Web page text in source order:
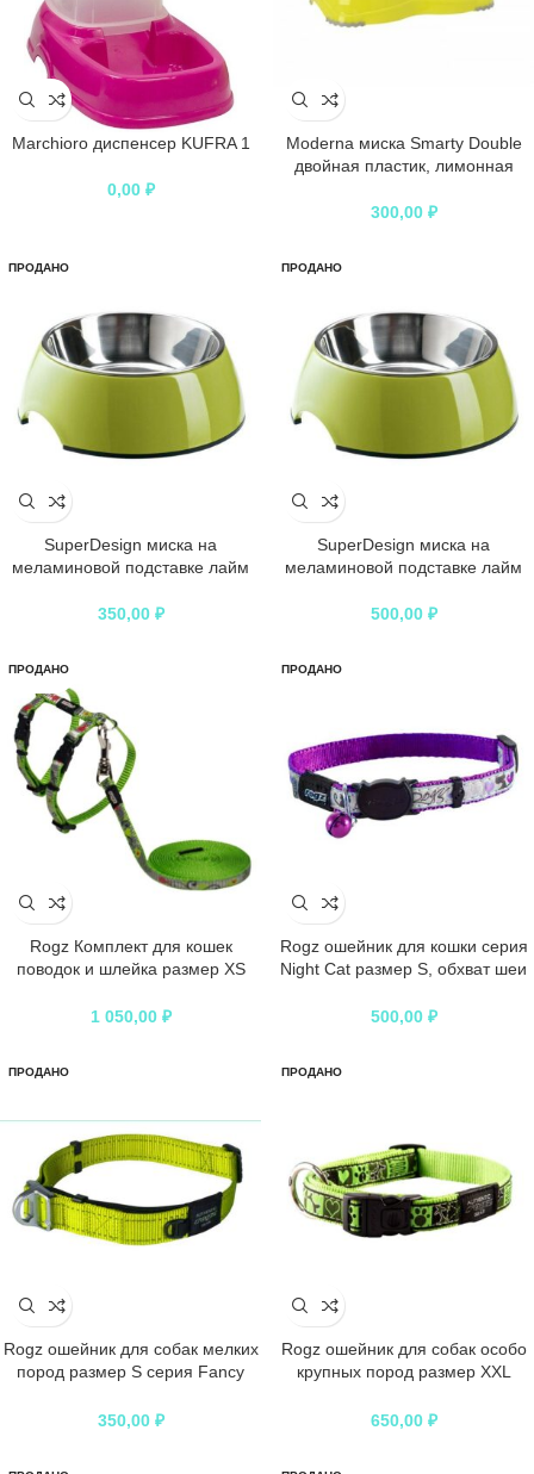
Marchioro диспенсер KUFRA 1
0,00 ₽
Moderna миска Smarty Double
двойная пластик, лимонная
300,00 ₽
ПРОДАНО
SuperDesign миска на
меламиновой подставке лайм
350,00 ₽
ПРОДАНО
SuperDesign миска на
меламиновой подставке лайм
500,00 ₽
ПРОДАНО
Rogz Комплект для кошек
поводок и шлейка размер XS
лайм
1 050,00 ₽
ПРОДАНО
Rogz ошейник для кошки серия
Night Cat размер S, обхват шеи
500,00 ₽
ПРОДАНО
Rogz ошейник для собак мелких
пород размер S серия Fancy
черный, лайм
350,00 ₽
ПРОДАНО
Rogz ошейник для собак особо
крупных пород размер XXL
500-800 мм, лайм, черный
650,00 ₽